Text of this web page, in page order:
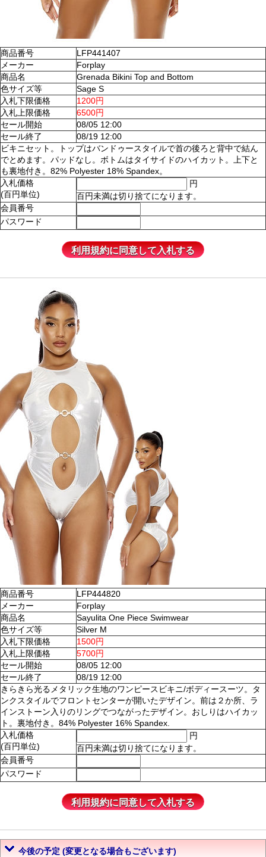
商品番号
LFP441407
メーカー
Forplay
商品名
Grenada Bikini Top and Bottom
色サイズ等
Sage S
入札下限価格
1200円
入札上限価格
6500円
セール開始
08/05 12:00
セール終了
08/19 12:00
ビキニセット。トップはバンドゥースタイルで首の後ろと背中で結ん
でとめます。パッドなし。ボトムはタイサイドのハイカット。上下と
も裏地付き。82% Polyester 18% Spandex。
入札価格
(百円単位)
円
百円未満は切り捨てになります。
会員番号
パスワード
商品番号
LFP444820
メーカー
Forplay
商品名
Sayulita One Piece Swimwear
色サイズ等
Silver M
入札下限価格
1500円
入札上限価格
5700円
セール開始
08/05 12:00
セール終了
08/19 12:00
きらきら光るメタリック生地のワンピースビキニ/ボディースーツ。タ
ンクスタイルでフロントセンターが開いたデザイン。前は２か所、ラ
インストーン入りのリングでつながったデザイン。おしりはハイカッ
ト。裏地付き。84% Polyester 16% Spandex.
入札価格
(百円単位)
円
百円未満は切り捨てになります。
会員番号
パスワード
今後の予定 (変更となる場合もございます)